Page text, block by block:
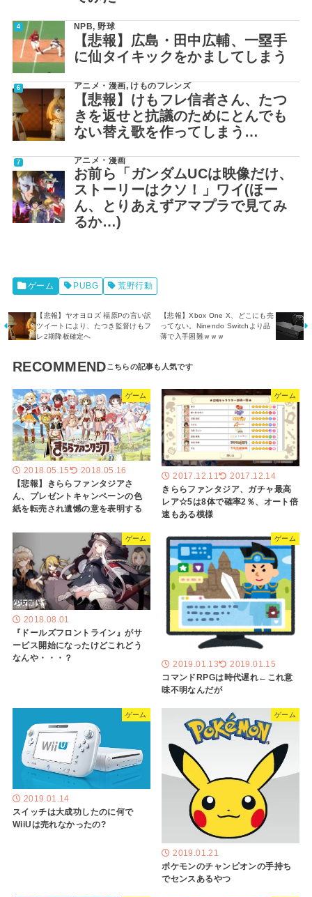
NPB,野球
【悲報】広島・田中広輔、一塁手
に仙タイキックをかましてしまう
アニメ・漫画, けものフレンズ
【悲報】けもフレ信者さん、たつ
きを返せと抗議のためにとんでも
ない替え歌を作ってしまう…
アニメ・漫画
お前ら「ガンダムUCは映像だけ、
ストーリーはクソ！」ワイ(ほー
ん、とりあえずアマプラで見てみ
るか…)
ゲーム PUBG 荒野行動
【悲報】ヤオヨロズ 福原Pの言い訳
ツイートにより、たつき監督けもフ
レ2期降板確定へ
【悲報】Xbox One X、どこにも売
ってない。Ninendo Switchより品
薄で入手困難ｗｗｗ
RECOMMEND
ゲーム
2018.05.15 2018.05.16
【悲報】きららファンタジアさ
ん、プレゼントキャンペーンの色
紙を転売され遺憾の意を表明する
ゲーム
2017.12.11 2017.12.14
きららファンタジア、ガチャ最高
レア☆5は8体で確率2％、オート倍
速もある模様
ゲーム
2018.08.01
『ドールズフロントライン』がサ
ービス開始になったけどこれどう
なんや・・・？
ゲーム
2019.01.13 2019.01.15
コマンドRPGは時代遅れ←これ意
味不明なんだが
ゲーム
2019.01.14
スイッチは大成功したのに何で
WiiUは売れなかったの?
ゲーム
2019.01.21
ポケモンのチャンピオンの手持ち
でセンスあるやつ